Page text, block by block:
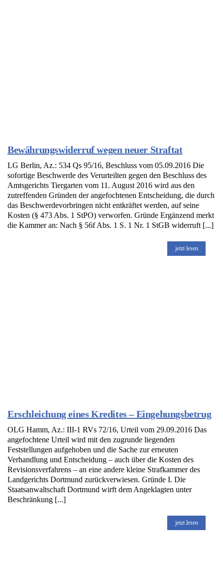
Bewährungswiderruf wegen neuer Straftat
LG Berlin, Az.: 534 Qs 95/16, Beschluss vom 05.09.2016 Die
sofortige Beschwerde des Verurteilten gegen den Beschluss des
Amtsgerichts Tiergarten vom 11. August 2016 wird aus den
zutreffenden Gründen der angefochtenen Entscheidung, die durch
das Beschwerdevorbringen nicht entkräftet werden, auf seine
Kosten (§ 473 Abs. 1 StPO) verworfen. Gründe Ergänzend merkt
die Kammer an: Nach § 56f Abs. 1 S. 1 Nr. 1 StGB widerruft [...]
jetzt lesen
Erschleichung eines Kredites – Eingehungsbetrug
OLG Hamm, Az.: III-1 RVs 72/16, Urteil vom 29.09.2016 Das
angefochtene Urteil wird mit den zugrunde liegenden
Feststellungen aufgehoben und die Sache zur erneuten
Verhandlung und Entscheidung – auch über die Kosten des
Revisionsverfahrens – an eine andere kleine Strafkammer des
Landgerichts Dortmund zurückverwiesen. Gründe I. Die
Staatsanwaltschaft Dortmund wirft dem Angeklagten unter
Beschränkung [...]
jetzt lesen